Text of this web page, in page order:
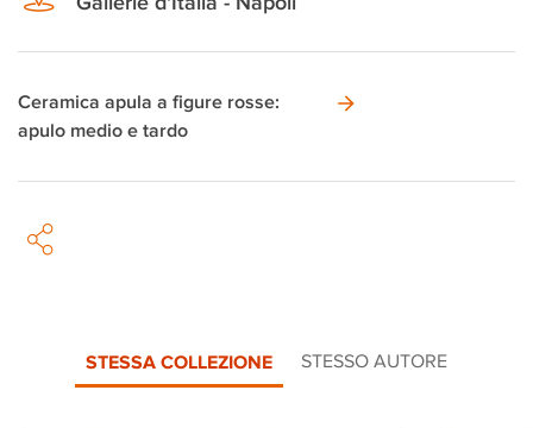
Ceramica apula a figure rosse:
apulo medio e tardo
STESSA COLLEZIONE STESSO AUTORE